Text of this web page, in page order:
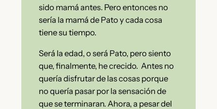
sido mamá antes. Pero entonces no
sería la mamá de Pato y cada cosa
tiene su tiempo.
Será la edad, o será Pato, pero siento
que, finalmente, he crecido. Antes no
quería disfrutar de las cosas porque
no quería pasar por la sensación de
que se terminaran. Ahora, a pesar del